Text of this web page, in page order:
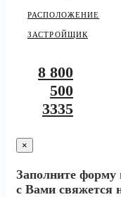
РАСПОЛОЖЕНИЕ
ЗАСТРОЙЩИК
8 800
500
3335
×
Заполните
с Вами свяжется